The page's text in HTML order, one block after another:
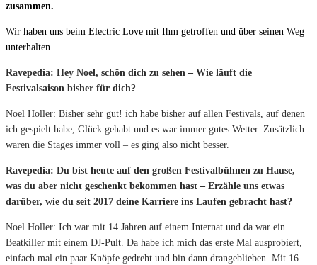
zusammen.
Wir haben uns beim Electric Love mit Ihm getroffen und über seinen Weg
unterhalten.
Ravepedia: Hey Noel, schön dich zu sehen – Wie läuft die
Festivalsaison bisher für dich?
Noel Holler: Bisher sehr gut! ich habe bisher auf allen Festivals, auf denen
ich gespielt habe, Glück gehabt und es war immer gutes Wetter. Zusätzlich
waren die Stages immer voll – es ging also nicht besser.
Ravepedia: Du bist heute auf den großen Festivalbühnen zu Hause,
was du aber nicht geschenkt bekommen hast – Erzähle uns etwas
darüber, wie du seit 2017 deine Karriere ins Laufen gebracht hast?
Noel Holler: Ich war mit 14 Jahren auf einem Internat und da war ein
Beatkiller mit einem DJ-Pult. Da habe ich mich das erste Mal ausprobiert,
einfach mal ein paar Knöpfe gedreht und bin dann drangeblieben. Mit 16